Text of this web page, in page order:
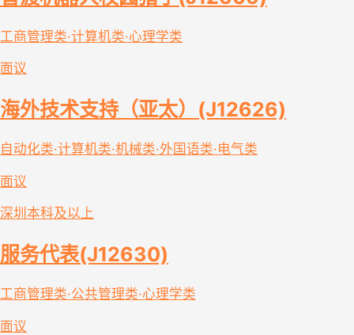
工商管理类·计算机类·心理学类
面议
海外技术支持（亚太）(J12626)
自动化类·计算机类·机械类·外国语类·电气类
面议
深圳 本科及以上
服务代表(J12630)
工商管理类·公共管理类·心理学类
面议